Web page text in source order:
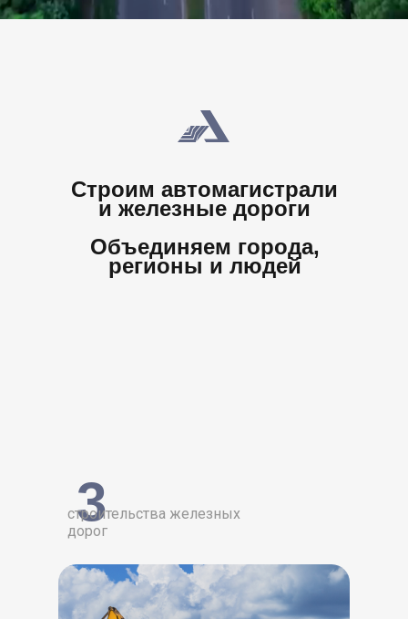
Cтроим автомагистрали
и железные дороги
Объединяем города,
регионы и людей
3
строительства железных
дорог